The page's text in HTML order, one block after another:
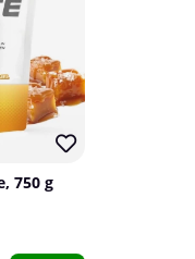
750 g